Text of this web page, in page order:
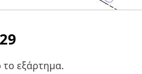
εξάρτημα.